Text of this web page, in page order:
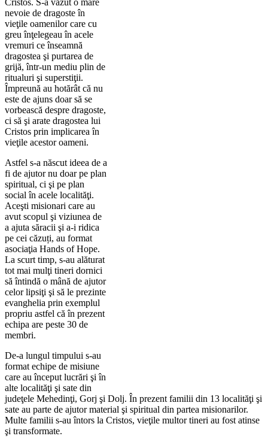
nevoie de dragoste în
vieţile oamenilor care cu
greu înţelegeau în acele
vremuri ce înseamnă
dragostea şi purtarea de
grijă, într-un mediu plin de
ritualuri şi superstiţii.
Împreună au hotărât că nu
este de ajuns doar să se
vorbească despre dragoste,
ci să şi arate dragostea lui
Cristos prin implicarea în
vieţile acestor oameni.
Astfel s-a născut ideea de a
fi de ajutor nu doar pe plan
spiritual, ci şi pe plan
social în acele localităţi.
Aceşti misionari care au
avut scopul şi viziunea de
a ajuta săracii şi a-i ridica
pe cei căzuți, au format
asociaţia Hands of Hope.
La scurt timp, s-au alăturat
tot mai mulţi tineri dornici
să întindă o mână de ajutor
celor lipsiţi şi să le prezinte
evanghelia prin exemplul
propriu astfel că în prezent
echipa are peste 30 de
membri.
De-a lungul timpului s-au
format echipe de misiune
care au început lucrări şi în
alte localităţi şi sate din
judeţele Mehedinţi, Gorj şi Dolj. În prezent familii din 13 localităţi şi
sate au parte de ajutor material şi spiritual din partea misionarilor.
Multe familii s-au întors la Cristos, vieţile multor tineri au fost atinse
şi transformate.